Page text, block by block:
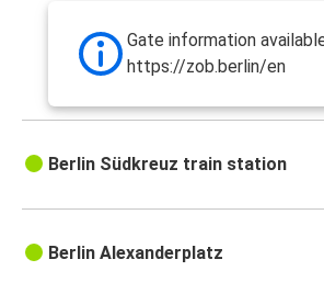
Gate information
https://zob.berlin/en
Berlin Südkreuz train station
Berlin Alexanderplatz